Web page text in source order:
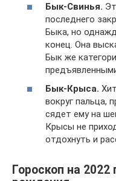
Бык-Свинья.
последнего
Быка, но
конец. Она
Бык же
Бык-Крыса.
вокруг пальца,
сядет ему на
Крысы не
отдохнуть и
Гороскоп на